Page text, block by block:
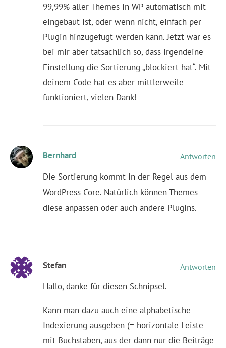
99,99% aller Themes in WP automatisch mit
eingebaut ist, oder wenn nicht, einfach per
Plugin hinzugefügt werden kann. Jetzt war es
bei mir aber tatsächlich so, dass irgendeine
Einstellung die Sortierung „blockiert hat“. Mit
deinem Code hat es aber mittlerweile
funktioniert, vielen Dank!
Bernhard Antworten
Die Sortierung kommt in der Regel aus dem
WordPress Core. Natürlich können Themes
diese anpassen oder auch andere Plugins.
Stefan Antworten
Hallo, danke für diesen Schnipsel.
Kann man dazu auch eine alphabetische
Indexierung ausgeben (= horizontale Leiste
mit Buchstaben, aus der dann nur die Beiträge